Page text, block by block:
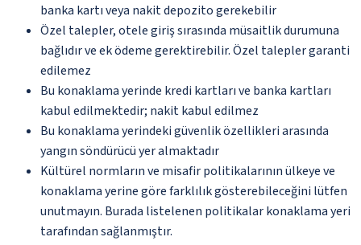
banka kartı veya nakit depozito gerekebilir
Özel talepler, otele giriş sırasında müsaitlik durumuna
bağlıdır ve ek ödeme gerektirebilir. Özel talepler garanti
edilemez
Bu konaklama yerinde kredi kartları ve banka kartları
kabul edilmektedir; nakit kabul edilmez
Bu konaklama yerindeki güvenlik özellikleri arasında
yangın söndürücü yer almaktadır
Kültürel normların ve misafir politikalarının ülkeye ve
konaklama yerine göre farklılık gösterebileceğini lütfen
unutmayın. Burada listelenen politikalar konaklama yeri
tarafından sağlanmıştır.